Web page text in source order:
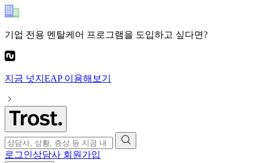
기업 전용 멘탈케어 프로그램을 도입하고 싶다면?
지금 넛지EAP이용해보기
로그인상담사 회원가입